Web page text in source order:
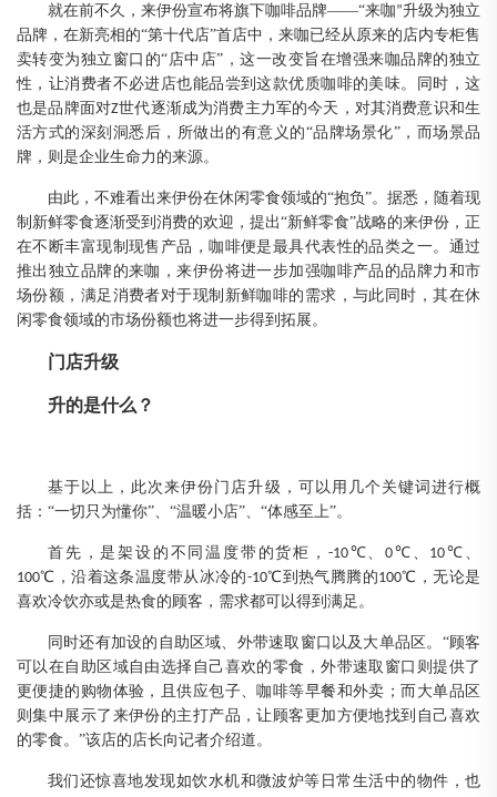
就在前不久 ， 来伊份宣布将旗下咖啡品牌——“来咖”升级为独立
品牌 ， 在新亮相的“第十代店”首店中， 来咖已经从原来的 店内专柜售
卖转变为独立窗口的“店中店” ，这一改变旨在增强来咖品牌的独立
性 ，让消费者不必进店也能品尝到这款优质咖啡的美味。
同时，这
也是品牌面对Z世代逐渐成为消费主力军的今天，对其消费意识和生
活方式的深刻 洞悉后，所做出的有意义的“品牌场景化”，而场景品
牌，则是企业生命力的来源。
由此 ， 不难看出来伊份在休闲零食领域的“抱负”。 据悉 ， 随着现
制新鲜零食逐渐受到 消费的欢迎， 提出“新鲜零食”战略的来伊份 ， 正
在不断丰富现制现售产品 ，咖啡便是最具代表性的品类之一。 通过
推出独立品牌的来咖，来伊份将进一步加强咖啡产品的品牌力和市
场份额，满足消费者对于现制新鲜咖啡的需求， 与此同时，其在休
闲零食领域的市场份额也将进一步得到拓展 。
门店升级
升的是什么 ？
基于以上 ， 此次来伊份门店升级 ， 可以用几个关键词进行概
括 ： “一切只为懂你” “温暖小店” “体感至上”。
首先 ，是架设 的 不同温度带 的货柜， -10℃、0℃、 10℃、
100℃，沿着这条温度带从冰冷的-10℃到热气腾腾的100℃ ，无论是
喜欢冷饮亦或是热食的顾客 ， 需求都可以得到满足 。
同时还有加设的 自助区域 外带速取窗口以及大单品区 。 “顾客
可以在自助区域自由选择自己喜欢的零食，外带速取窗口则提供了
更便捷的购物体验，
且供应包子 咖啡等早餐和外卖； 而大单品区
则集中展示了来伊份的主打产品，让顾客更加方便地找到自己喜欢
的零食。 ”该店的店长向记者介绍道。
我们 还惊喜地发现如饮水机和微波炉等 日常生活中的物件，也